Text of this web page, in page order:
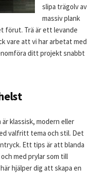
slipa trägolv av
massiv plank
förut. Trä är ett levande
vare att vi har arbetat med
ditt projekt snabbt
klassisk, modern eller
valfritt tema och stil. Det
Ett tips är att blanda
med prylar som till
hjälper dig att skapa en